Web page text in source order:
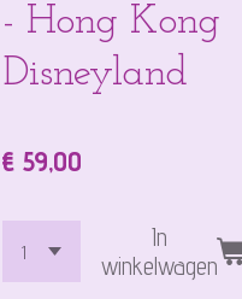
- Hong Kong
Disneyland
€ 59,00
In
winkelwagen